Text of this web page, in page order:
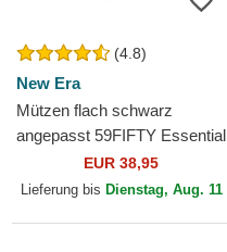
(4.8)
New Era
Mützen flach schwarz
angepasst 59FIFTY Essential
der New York Yankees MLB
von New Era
EUR 38,95
Lieferung bis Dienstag, Aug. 11